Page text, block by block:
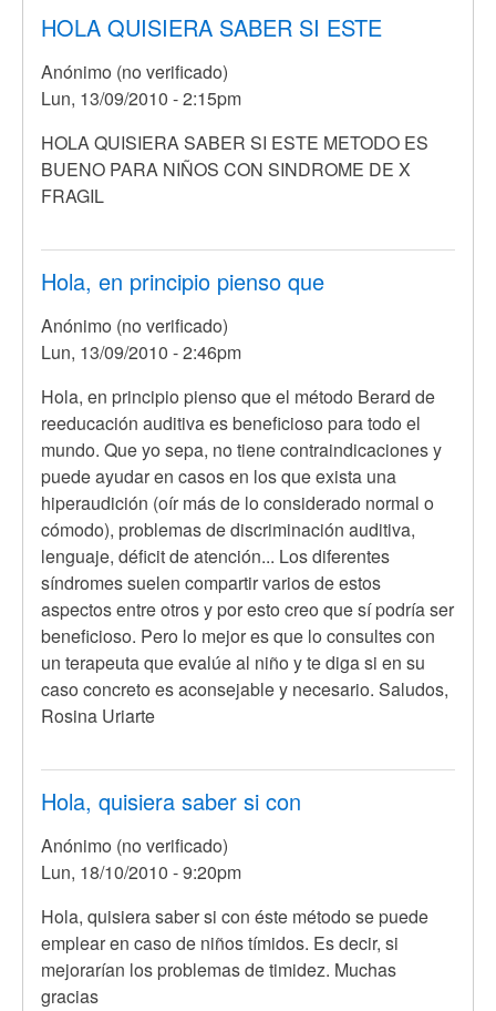
HOLA QUISIERA SABER SI ESTE
Anónimo (no verificado)
Lun, 13/09/2010 - 2:15pm
En
respuesta
a
primero
de
debo
por
(no
verificado)
HOLA QUISIERA SABER SI ESTE METODO ES
BUENO PARA NIÑOS CON SINDROME DE X
FRAGIL
Hola, en principio pienso que
Anónimo (no verificado)
Lun, 13/09/2010 - 2:46pm
En
respuesta
a
HOLA
QUISIERA
SABER
SI
ESTE
por
Anónimo
(no
verificado)
Hola, en principio pienso que el método Berard de
reeducación auditiva es beneficioso para todo el
mundo. Que yo sepa, no tiene contraindicaciones y
puede ayudar en casos en los que exista una
hiperaudición (oír más de lo considerado normal o
cómodo), problemas de discriminación auditiva,
lenguaje, déficit de atención... Los diferentes
síndromes suelen compartir varios de estos
aspectos entre otros y por esto creo que sí podría ser
beneficioso. Pero lo mejor es que lo consultes con
un terapeuta que evalúe al niño y te diga si en su
caso concreto es aconsejable y necesario. Saludos,
Rosina Uriarte
Hola, quisiera saber si con
Anónimo (no verificado)
Lun, 18/10/2010 - 9:20pm
Hola, quisiera saber si con éste método se puede
emplear en caso de niños tímidos. Es decir, si
mejorarían los problemas de timidez. Muchas
gracias